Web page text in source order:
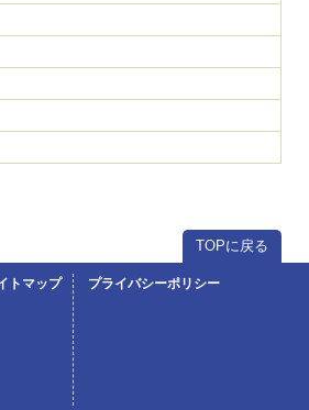
TOPに戻る
トマップ プライバシーポリシー